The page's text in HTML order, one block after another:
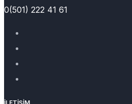
0(501) 222 41 61